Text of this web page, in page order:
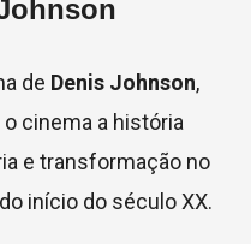
de Denis Johnson,
o cinema a história
e transformação no
início do século XX.